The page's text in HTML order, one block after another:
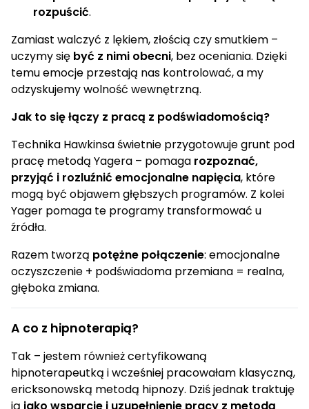
rozpuścić.
Zamiast walczyć z lękiem, złością czy smutkiem –
uczymy się być z nimi obecni, bez oceniania. Dzięki
temu emocje przestają nas kontrolować, a my
odzyskujemy wolność wewnętrzną.
Jak to się łączy z pracą z podświadomością?
Technika Hawkinsa świetnie przygotowuje grunt pod
pracę metodą Yagera – pomaga rozpoznać,
przyjąć i rozluźnić emocjonalne napięcia, które
mogą być objawem głębszych programów. Z kolei
Yager pomaga te programy transformować u
źródła.
Razem tworzą potężne połączenie: emocjonalne
oczyszczenie + podświadoma przemiana = realna,
głęboka zmiana.
A co z hipnoterapią?
Tak – jestem również certyfikowaną
hipnoterapeutką i wcześniej pracowałam klasyczną,
ericksonowską metodą hipnozy. Dziś jednak traktuję